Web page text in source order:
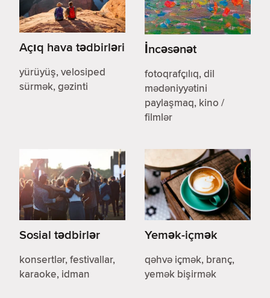
Açıq hava tədbirləri
yürüyüş, velosiped
sürmək, gəzinti
İncəsənət
fotoqrafçılıq, dil
mədəniyyətini
paylaşmaq, kino /
filmlər
Sosial tədbirlər
konsertlər, festivallar,
karaoke, idman
Yemək-içmək
qəhvə içmək, branç,
yemək bişirmək